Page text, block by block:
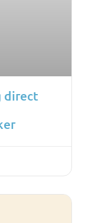
direct